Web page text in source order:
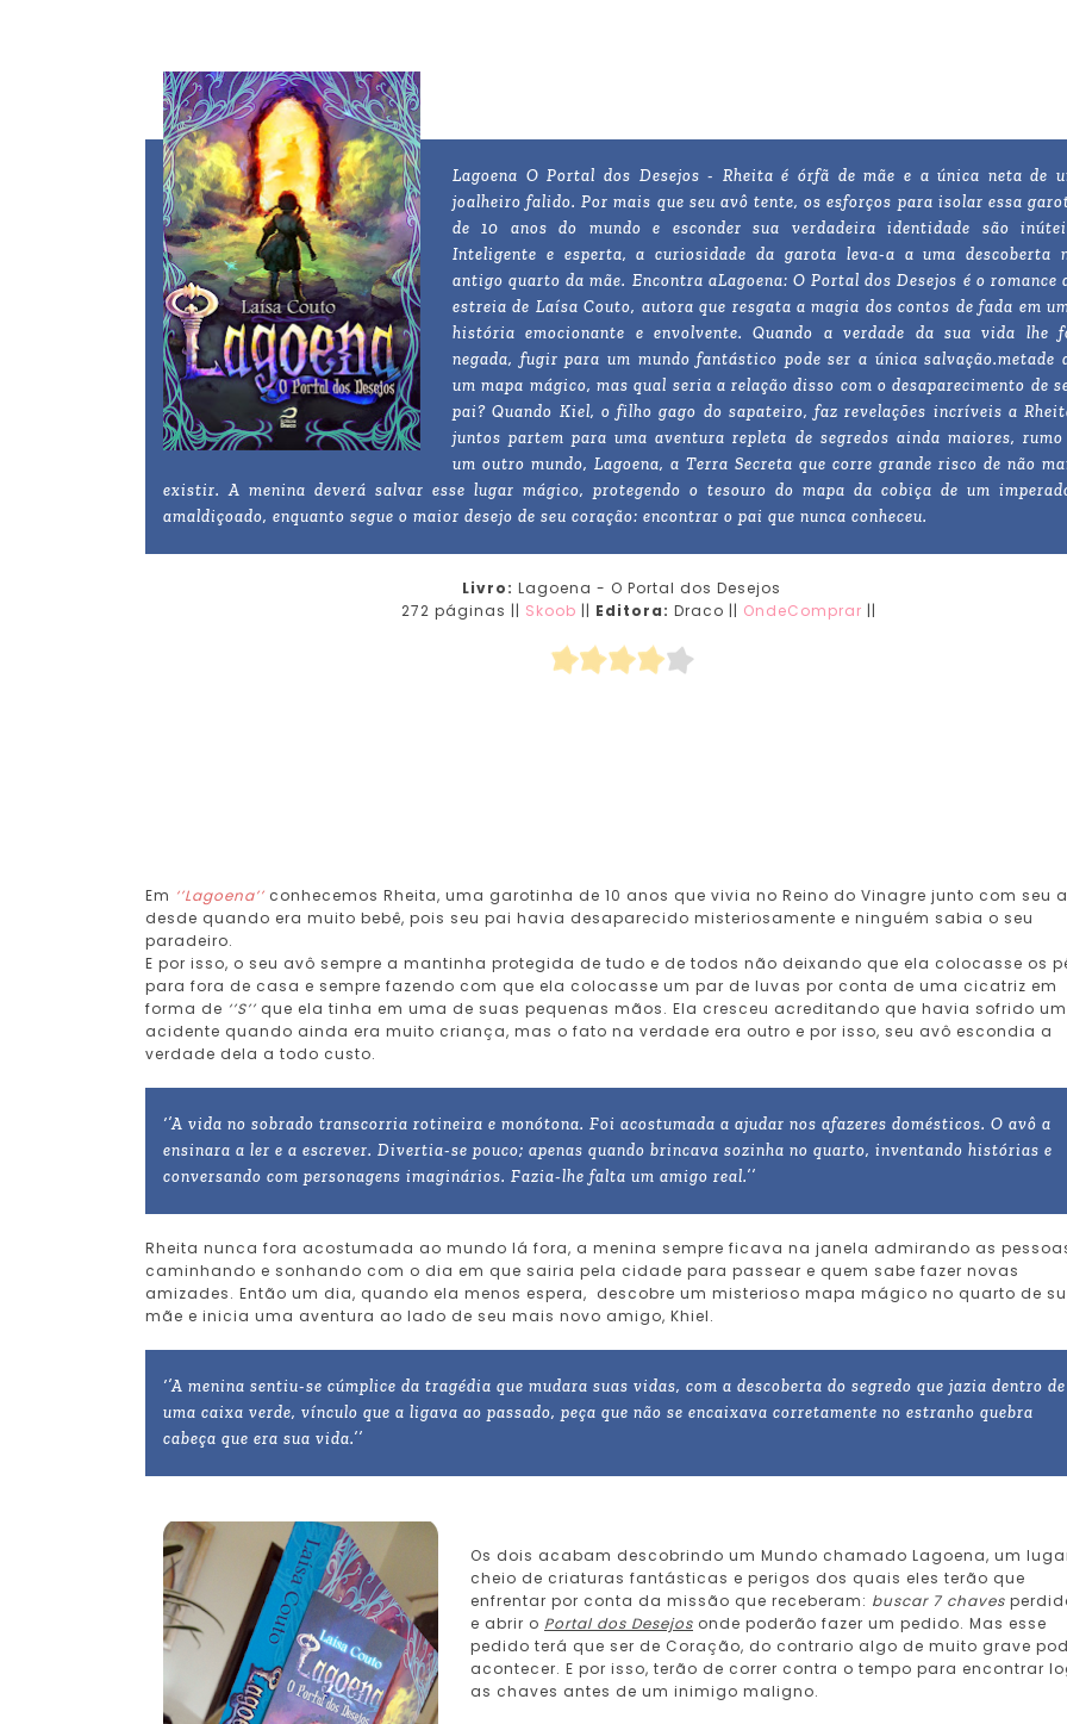
Lagoena O Portal dos Desejos - Rheita é órfã de mãe e a única neta de
joalheiro falido. Por mais que seu avô tente, os esforços para isolar essa
de 10 anos do mundo e esconder sua verdadeira identidade são
Inteligente e esperta, a curiosidade da garota leva-a a uma descoberta
antigo quarto da mãe. Encontra aLagoena: O Portal dos Desejos é o romance
estreia de Laísa Couto, autora que resgata a magia dos contos de fada em
história emocionante e envolvente. Quando a verdade da sua vida lhe
negada, fugir para um mundo fantástico pode ser a única salvação.metade
um mapa mágico, mas qual seria a relação disso com o desaparecimento de
pai? Quando Kiel, o filho gago do sapateiro, faz revelações incríveis a
juntos partem para uma aventura repleta de segredos ainda maiores, rumo
um outro mundo, Lagoena, a Terra Secreta que corre grande risco de não
existir. A menina deverá salvar esse lugar mágico, protegendo o tesouro do mapa da cobiça de um
amaldiçoado, enquanto segue o maior desejo de seu coração: encontrar o pai que nunca conheceu.
Livro: Lagoena - O Portal dos Desejos
272 páginas || Skoob || Editora: Draco || OndeComprar ||
Em ‘’Lagoena’’ conhecemos Rheita, uma garotinha de 10 anos que vivia no Reino do Vinagre junto com seu
desde quando era muito bebê, pois seu pai havia desaparecido misteriosamente e ninguém sabia o seu
paradeiro.
E por isso, o seu avô sempre a mantinha protegida de tudo e de todos não deixando que ela colocasse os
para fora de casa e sempre fazendo com que ela colocasse um par de luvas por conta de uma cicatriz em
forma de ‘’S’’ que ela tinha em uma de suas pequenas mãos. Ela cresceu acreditando que havia sofrido um
acidente quando ainda era muito criança, mas o fato na verdade era outro e por isso, seu avô escondia a
verdade dela a todo custo.
‘’A vida no sobrado transcorria rotineira e monótona. Foi acostumada a ajudar nos afazeres domésticos. O avô a
ensinara a ler e a escrever. Divertia-se pouco; apenas quando brincava sozinha no quarto, inventando histórias e
conversando com personagens imaginários. Fazia-lhe falta um amigo real.’’
Rheita nunca fora acostumada ao mundo lá fora, a menina sempre ficava na janela admirando as
caminhando e sonhando com o dia em que sairia pela cidade para passear e quem sabe fazer novas
amizades. Então um dia, quando ela menos espera, descobre um misterioso mapa mágico no quarto de
mãe e inicia uma aventura ao lado de seu mais novo amigo, Khiel.
‘’A menina sentiu-se cúmplice da tragédia que mudara suas vidas, com a descoberta do segredo que jazia dentro de
uma caixa verde, vínculo que a ligava ao passado, peça que não se encaixava corretamente no estranho quebra
cabeça que era sua vida.’’
Os dois acabam descobrindo um Mundo chamado Lagoena, um
cheio de criaturas fantásticas e perigos dos quais eles terão que
enfrentar por conta da missão que receberam: buscar 7 chaves
e abrir o Portal dos Desejos onde poderão fazer um pedido. Mas esse
pedido terá que ser de Coração, do contrario algo de muito grave
acontecer. E por isso, terão de correr contra o tempo para encontrar
as chaves antes de um inimigo maligno.